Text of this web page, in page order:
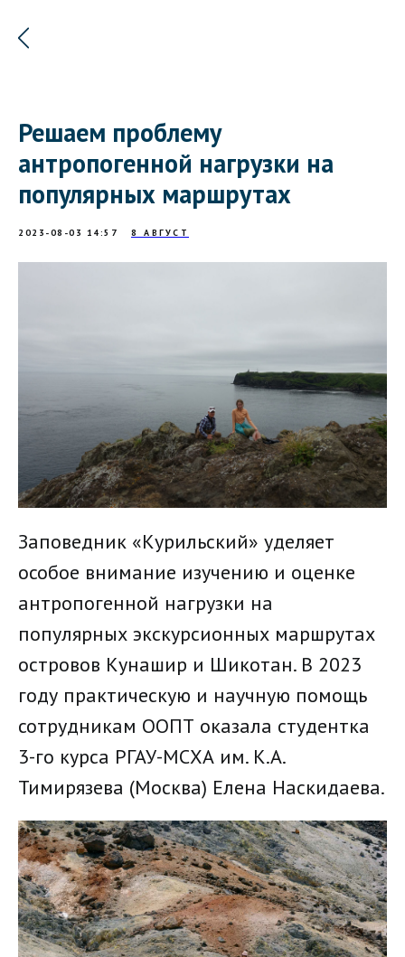
Решаем проблему
антропогенной нагрузки на
популярных маршрутах
2023-08-03 14:57 8 АВГУСТ
Заповедник «Курильский» уделяет
особое внимание изучению и оценке
антропогенной нагрузки на
популярных экскурсионных маршрутах
островов Кунашир и Шикотан. В 2023
году практическую и научную помощь
сотрудникам ООПТ оказала студентка
3-го курса РГАУ-МСХА им. К.А.
Тимирязева (Москва) Елена Наскидаева.